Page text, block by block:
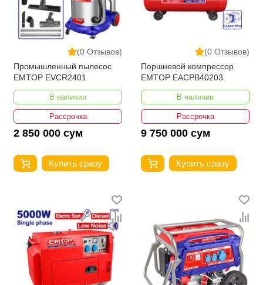
(0 Отзывов)
Промышленный пылесос
EMTOP EVCR2401
В наличии
Рассрочка
2 850 000 сум
Купить сразу
(0 Отзывов)
Поршневой компрессор
EMTOP EACPB40203
В наличии
Рассрочка
9 750 000 сум
Купить сразу